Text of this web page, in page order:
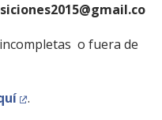
o fuera de
.